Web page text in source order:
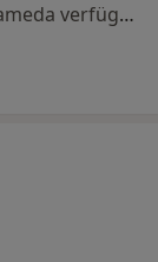
Keine Online-Terminbuchung über jameda verfügbar